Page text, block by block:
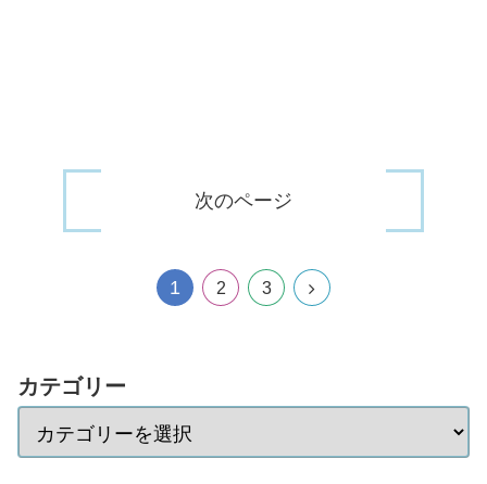
次のページ
1 2 3
カテゴリー